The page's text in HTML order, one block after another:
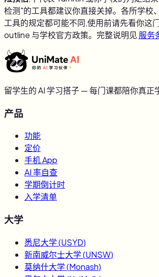
检测"的工具都建议你直接关掉。各所学校
工具的规定都可能不同,使用前请先看你这
outline 与学校官方政策。完整说明见 服务
留学生的 AI 学习搭子 — 每门课都陪你真正
产品
功能
定价
手机 App
AI 率自查
学期倒计时
入学清单
大学
悉尼大学(USYD)
新南威尔士大学(UNSW)
莫纳什大学(Monash)